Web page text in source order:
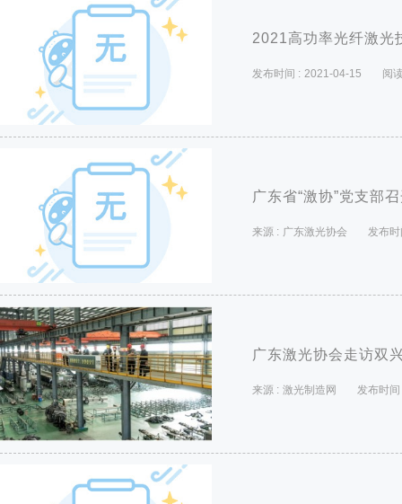
2021高功率光纤激光
发布时间 : 2021-04-15 阅
广东省“激协”党支部
来源 : 广东激光协会 发布
广东激光协会走访双
来源 : 激光制造网 发布时